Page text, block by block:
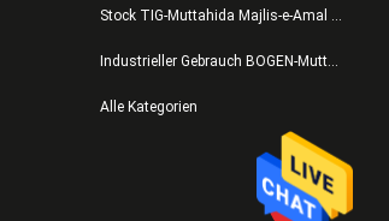
Cut60 Mos 60amps
Gehäuse Schutzart IP21
Stock TIG-Muttahida Majlis-e-Amal Schweißer
Industrieller Gebrauch BOGEN-Muttahida Majlis-e-Amal Schweißer
Alle Kategorien